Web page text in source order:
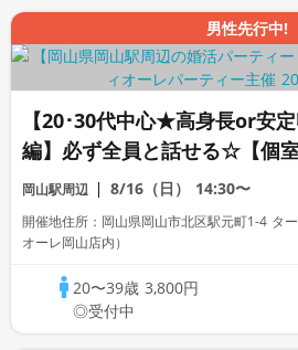
男性先行中!
【20･30代中心★高身長or安
編】必ず全員と話せる☆【個
ティー～真剣な出会い～
岡山駅周辺 8/16（日） 14:30〜
開催地住所：岡山県岡山市北区駅元町1-4 タ
オーレ岡山店内）
20〜39歳 3,800円
◎受付中